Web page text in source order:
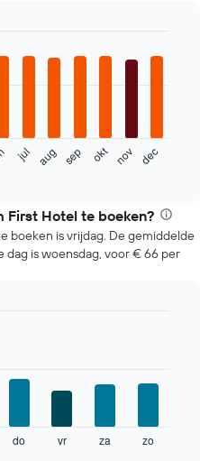
jul aug sep okt nov dec
First Hotel te boeken?
boeken is vrijdag. De gemiddelde
dag is woensdag, voor € 66 per
do vr za zo